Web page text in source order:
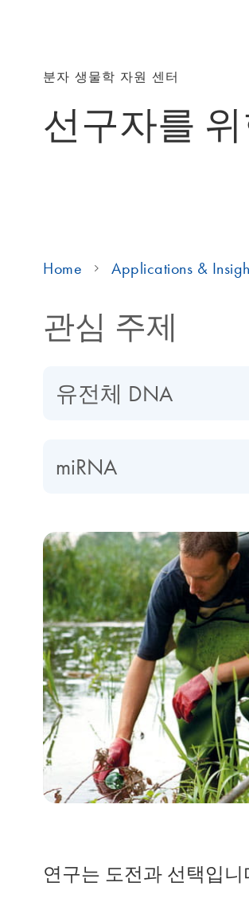
분자 생물학 자원 센터
선구자를
Home Applications &
관심 주제
유전체 DNA
miRNA
연구는 도전과 선택입니